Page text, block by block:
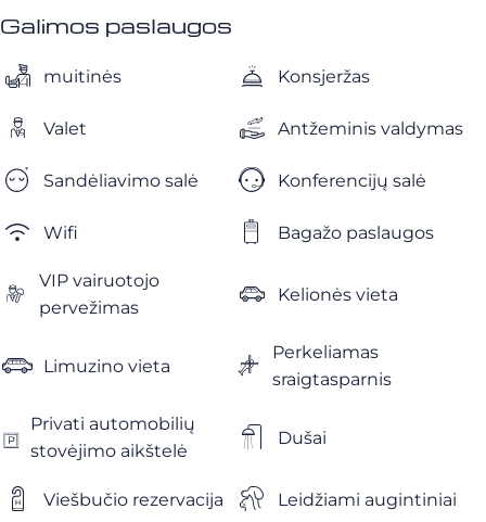
Galimos paslaugos
muitinės Konsjeržas
Valet Antžeminis valdymas
Sandėliavimo salė Konferencijų salė
Wifi Bagažo paslaugos
VIP vairuotojo
pervežimas
Kelionės vieta
Limuzino vieta
Perkeliamas
sraigtasparnis
Privati ​​automobilių
stovėjimo aikštelė
Dušai
Viešbučio rezervacija Leidžiami augintiniai